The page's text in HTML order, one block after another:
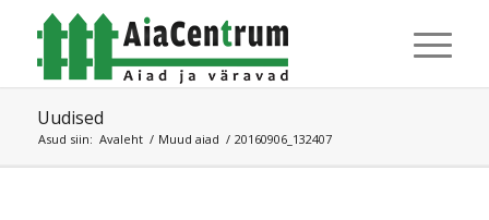
Uudised
Asud siin: Avaleht / Muud aiad / 20160906_132407